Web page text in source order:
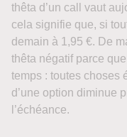
thêta d’un call vaut
cela signifie que, si
demain à 1,95 €. De
thêta négatif parce
temps : toutes choses
d’une option diminue
l’échéance.